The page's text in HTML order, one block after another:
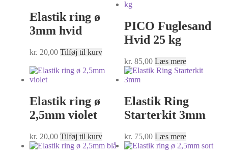
Elastik ring ø
3mm hvid
kr. 20,00 Tilføj til kurv
PICO Fuglesand
Hvid 25 kg
kr. 85,00 Læs mere
Elastik ring ø
2,5mm violet
kr. 20,00 Tilføj til kurv
Elastik Ring
Starterkit 3mm
kr. 75,00 Læs mere